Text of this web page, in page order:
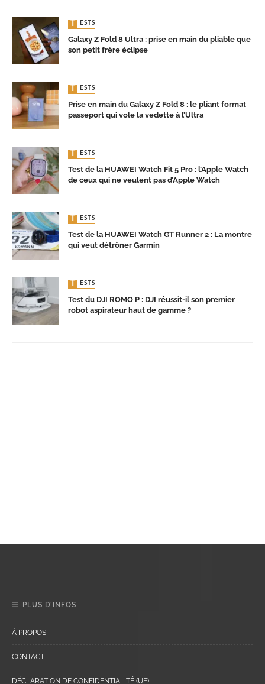
TESTS
Galaxy Z Fold 8 Ultra : prise en main du pliable que
son petit frère éclipse
TESTS
Prise en main du Galaxy Z Fold 8 : le pliant format
passeport qui vole la vedette à l’Ultra
TESTS
Test de la HUAWEI Watch Fit 5 Pro : l’Apple Watch
de ceux qui ne veulent pas d’Apple Watch
TESTS
Test de la HUAWEI Watch GT Runner 2 : La montre
qui veut détrôner Garmin
TESTS
Test du DJI ROMO P : DJI réussit-il son premier
robot aspirateur haut de gamme ?
PLUS D’INFOS
À PROPOS
CONTACT
DÉCLARATION DE CONFIDENTIALITÉ (UE)